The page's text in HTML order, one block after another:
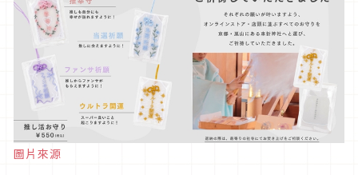
圖片來源